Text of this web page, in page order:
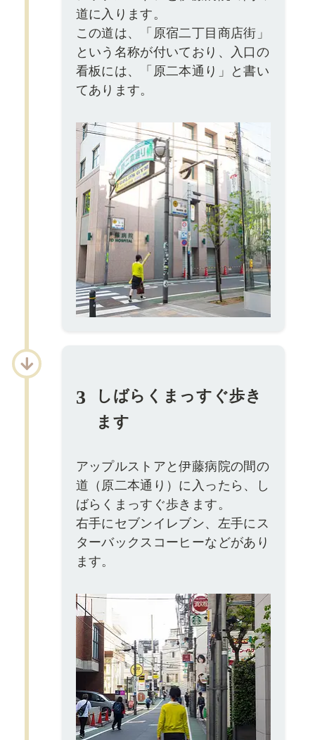
道に入ります。
この道は、「原宿二丁目商店街」
という名称が付いており、入口の
看板には、「原二本通り」と書い
てあります。
3
しばらくまっすぐ歩き
ます
アップルストアと伊藤病院の間の
道（原二本通り）に入ったら、し
ばらくまっすぐ歩きます。
右手にセブンイレブン、左手にス
ターバックスコーヒーなどがあり
ます。